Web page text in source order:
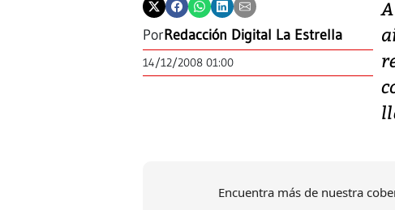
PorRedacción Digital La Estrella
14/12/2008 01:00
Encuentra más de nuestra